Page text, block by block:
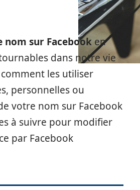
sur Facebook en
dans notre vie
les utiliser
personnelles ou
votre nom sur Facebook
à suivre pour modifier
par Facebook